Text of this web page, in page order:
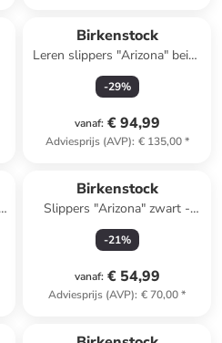
Birkenstock
Leren slippers "Arizona" beige
- wijdte N
-29%
vanaf: € 94,99
Adviesprijs (AVP): € 135,00*
Birkenstock
Slippers "Arizona" zwart -
wijdte S
-21%
vanaf: € 54,99
Adviesprijs (AVP): € 70,00*